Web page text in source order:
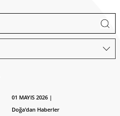
01 MAYIS 2026 |
Doğa'dan Haberler